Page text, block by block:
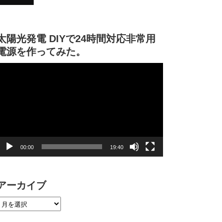
陽光発電 DIYで24時間対応非常用
源を作ってみた。
00:00 19:40
ーカイブ